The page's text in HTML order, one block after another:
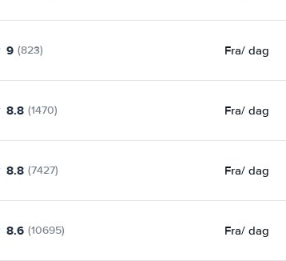
9 (823) Fra/ dag
8.8 (1470) Fra/ dag
8.8 (7427) Fra/ dag
8.6 (10695) Fra/ dag